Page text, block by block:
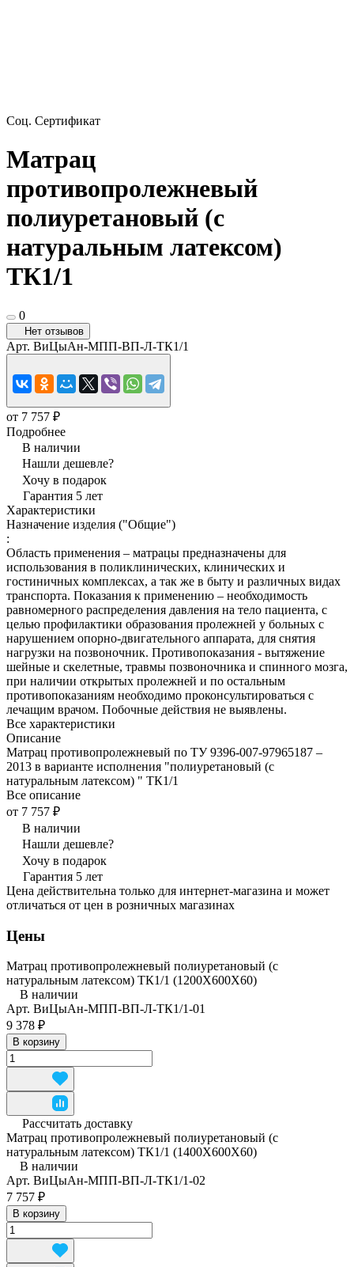
Соц. Сертификат
Матрац
противопролежневый
полиуретановый (с
натуральным латексом)
ТК1/1
0
Нет отзывов
Арт. ВиЦыАн-МПП-ВП-Л-ТК1/1
от 7 757 ₽
Подробнее
В наличии
Нашли дешевле?
Хочу в подарок
Гарантия 5 лет
Характеристики
Назначение изделия ("Общие")
:
Область применения – матрацы предназначены для
использования в поликлинических, клинических и
гостиничных комплексах, а так же в быту и различных видах
транспорта. Показания к применению – необходимость
равномерного распределения давления на тело пациента, с
целью профилактики образования пролежней у больных с
нарушением опорно-двигательного аппарата, для снятия
нагрузки на позвоночник. Противопоказания - вытяжение
шейные и скелетные, травмы позвоночника и спинного мозга,
при наличии открытых пролежней и по остальным
противопоказаниям необходимо проконсультироваться с
лечащим врачом. Побочные действия не выявлены.
Все характеристики
Описание
Матрац противопролежневый по ТУ 9396-007-97965187 –
2013 в варианте исполнения "полиуретановый (с
натуральным латексом) " ТК1/1
Все описание
от 7 757 ₽
В наличии
Нашли дешевле?
Хочу в подарок
Гарантия 5 лет
Цена действительна только для интернет-магазина и может
отличаться от цен в розничных магазинах
Цены
Матрац противопролежневый полиуретановый (с
натуральным латексом) ТК1/1 (1200Х600Х60)
В наличии
Арт. ВиЦыАн-МПП-ВП-Л-ТК1/1-01
9 378 ₽
В корзину
Рассчитать доставку
Матрац противопролежневый полиуретановый (с
натуральным латексом) ТК1/1 (1400Х600Х60)
В наличии
Арт. ВиЦыАн-МПП-ВП-Л-ТК1/1-02
7 757 ₽
В корзину